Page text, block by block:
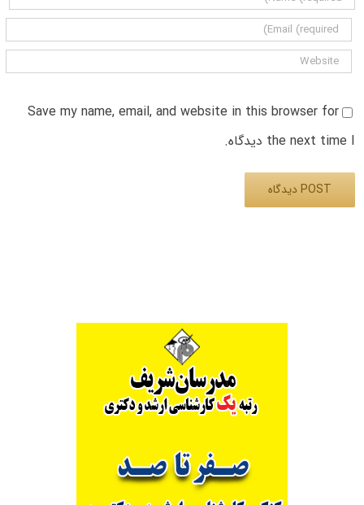
Save my name, email, and website in this browser for
the next time I دیدگاه.